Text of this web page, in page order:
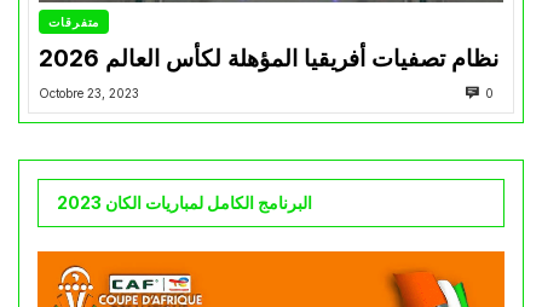
متفرقات
نظام تصفيات أفريقيا المؤهلة لكأس العالم 2026
Octobre 23, 2023 0
البرنامج الكامل لمباريات الكان 2023